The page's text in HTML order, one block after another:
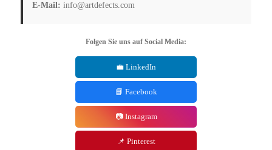
E-Mail: info@artdefects.com
Folgen Sie uns auf Social Media:
💼 LinkedIn
📘 Facebook
📷 Instagram
📌 Pinterest